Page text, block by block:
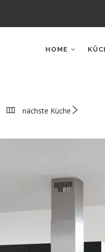
HOME
nächste Küche